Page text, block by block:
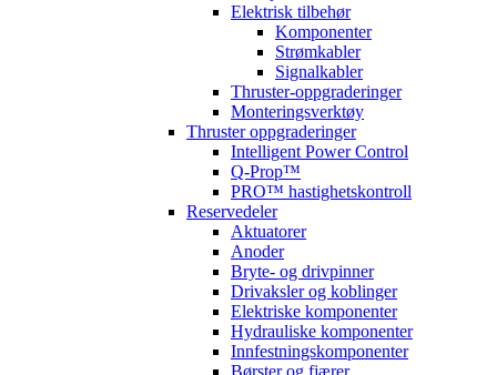
Elektrisk tilbehør
Komponenter
Strømkabler
Signalkabler
Thruster-oppgraderinger
Monteringsverktøy
Thruster oppgraderinger
Intelligent Power Control
Q-Prop™
PRO™ hastighetskontroll
Reservedeler
Aktuatorer
Anoder
Bryte- og drivpinner
Drivaksler og koblinger
Elektriske komponenter
Hydrauliske komponenter
Innfestningskomponenter
Børster og fjærer